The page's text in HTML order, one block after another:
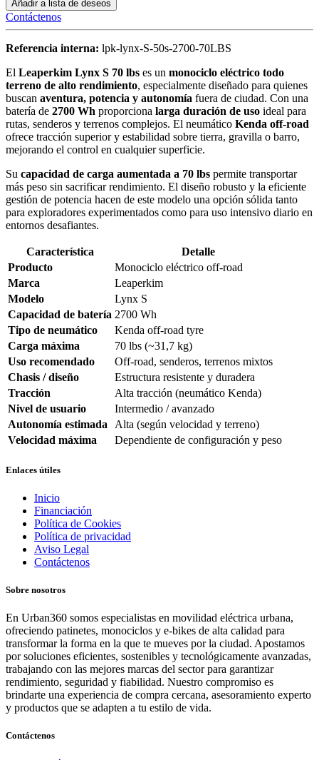
Añadir a lista de deseos
Contáctenos
Referencia interna: lpk-lynx-S-50s-2700-70LBS
El Leaperkim Lynx S 70 lbs es un monociclo eléctrico todo
terreno de alto rendimiento, especialmente diseñado para quienes
buscan aventura, potencia y autonomía fuera de ciudad. Con una
batería de 2700 Wh proporciona larga duración de uso ideal para
rutas, senderos y terrenos complejos. El neumático Kenda off-road
ofrece tracción superior y estabilidad sobre tierra, gravilla o barro,
mejorando el control en cualquier superficie.
Su capacidad de carga aumentada a 70 lbs permite transportar
más peso sin sacrificar rendimiento. El diseño robusto y la eficiente
gestión de potencia hacen de este modelo una opción sólida tanto
para exploradores experimentados como para uso intensivo diario en
entornos desafiantes.
Característica
Detalle
Producto
Monociclo eléctrico off-road
Marca
Leaperkim
Modelo
Lynx S
Capacidad de batería 2700 Wh
Tipo de neumático
Kenda off-road tyre
Carga máxima
70 lbs (~31,7 kg)
Uso recomendado
Off-road, senderos, terrenos mixtos
Chasis / diseño
Estructura resistente y duradera
Tracción
Alta tracción (neumático Kenda)
Nivel de usuario
Intermedio / avanzado
Autonomía estimada
Alta (según velocidad y terreno)
Velocidad máxima
Dependiente de configuración y peso
Enlaces útiles
Inicio
Financiación
Política de Cookies
Política de privacidad
Aviso Legal
Contáctenos
Sobre nosotros
En Urban360 somos especialistas en movilidad eléctrica urbana,
ofreciendo patinetes, monociclos y e-bikes de alta calidad para
transformar la forma en la que te mueves por la ciudad. Apostamos
por soluciones eficientes, sostenibles y tecnológicamente avanzadas,
trabajando con las mejores marcas del sector para garantizar
rendimiento, seguridad y fiabilidad. Nuestro compromiso es
brindarte una experiencia de compra cercana, asesoramiento experto
y productos que se adapten a tu estilo de vida.
Contáctenos